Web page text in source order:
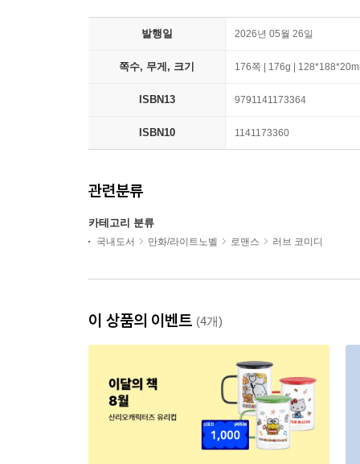
발행일 2026년 05월 26일
쪽수, 무게, 크기 176쪽 | 176g |
ISBN13 9791141173364
ISBN10 1141173360
관련분류
카테고리 분류
국내도서 만화/라이트노벨 로맨스 러브 코미디
이 상품의 이벤트 (4개)